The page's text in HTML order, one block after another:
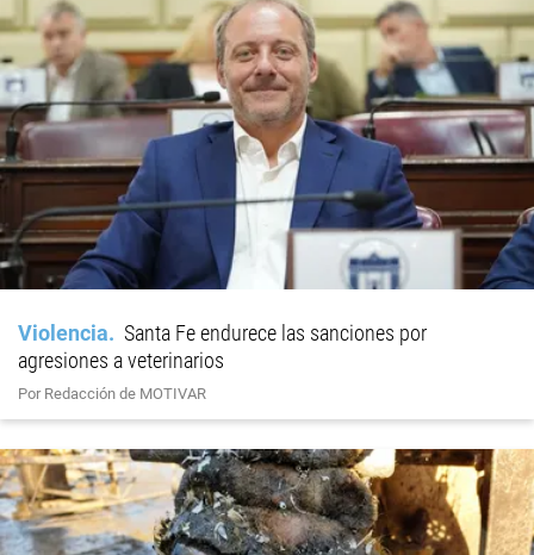
Violencia
Santa Fe endurece las sanciones por
agresiones a veterinarios
Por Redacción de MOTIVAR